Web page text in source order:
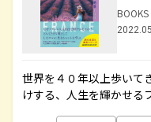
世界を４０年以上歩いて
けする、人生を輝かせる